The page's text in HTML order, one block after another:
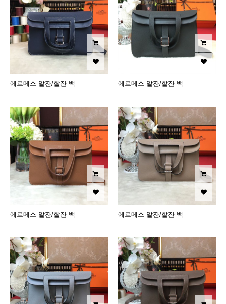
에르메스 알잔/할잔 백 에르메스 알잔/할잔 백
에르메스 알잔/할잔 백 에르메스 알잔/할잔 백